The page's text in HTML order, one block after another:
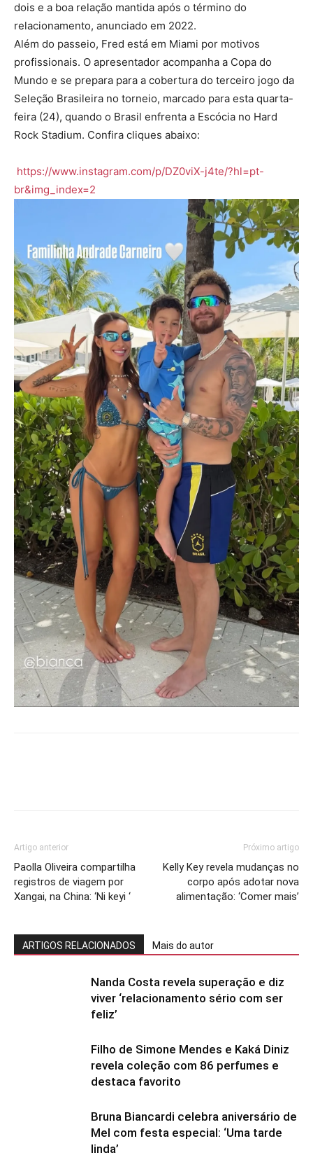
dois e a boa relação mantida após o término do
relacionamento, anunciado em 2022.
Além do passeio, Fred está em Miami por motivos
profissionais. O apresentador acompanha a Copa do
Mundo e se prepara para a cobertura do terceiro jogo da
Seleção Brasileira no torneio, marcado para esta quarta-
feira (24), quando o Brasil enfrenta a Escócia no Hard
Rock Stadium. Confira cliques abaixo:
https://www.instagram.com/p/DZ0viX-j4te/?hl=pt-
br&img_index=2
Artigo anterior
Paolla Oliveira compartilha
registros de viagem por
Xangai, na China: ‘Ni keyi ‘
Próximo artigo
Kelly Key revela mudanças no
corpo após adotar nova
alimentação: ‘Comer mais’
ARTIGOS RELACIONADOS Mais do autor
Nanda Costa revela superação e diz
viver ‘relacionamento sério com ser
feliz’
Filho de Simone Mendes e Kaká Diniz
revela coleção com 86 perfumes e
destaca favorito
Bruna Biancardi celebra aniversário de
Mel com festa especial: ‘Uma tarde
linda’